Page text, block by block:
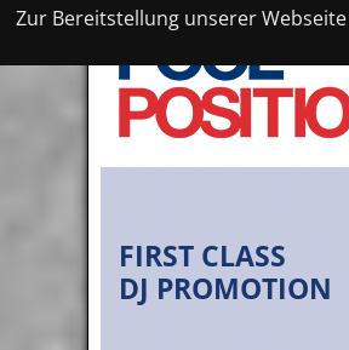
Zur Bereitstellung unserer
FIRST CLASS
DJ PROMOTION